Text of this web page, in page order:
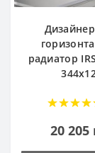
радиатор
20 205